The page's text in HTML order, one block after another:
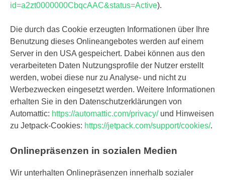
id=a2zt0000000CbqcAAC&status=Active).
Die durch das Cookie erzeugten Informationen über Ihre
Benutzung dieses Onlineangebotes werden auf einem
Server in den USA gespeichert. Dabei können aus den
verarbeiteten Daten Nutzungsprofile der Nutzer erstellt
werden, wobei diese nur zu Analyse- und nicht zu
Werbezwecken eingesetzt werden. Weitere Informationen
erhalten Sie in den Datenschutzerklärungen von
Automattic: https://automattic.com/privacy/und Hinweisen
zu Jetpack-Cookies: https://jetpack.com/support/cookies/.
Onlinepräsenzen in sozialen Medien
Wir unterhalten Onlinepräsenzen innerhalb sozialer